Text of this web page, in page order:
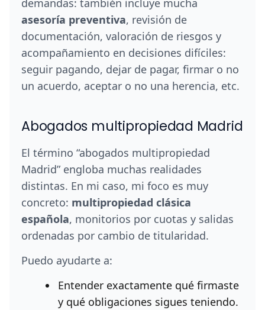
demandas: también incluye mucha
asesoría preventiva, revisión de
documentación, valoración de riesgos y
acompañamiento en decisiones difíciles:
seguir pagando, dejar de pagar, firmar o no
un acuerdo, aceptar o no una herencia, etc.
Abogados multipropiedad Madrid
El término “abogados multipropiedad
Madrid” engloba muchas realidades
distintas. En mi caso, mi foco es muy
concreto: multipropiedad clásica
española, monitorios por cuotas y salidas
ordenadas por cambio de titularidad.
Puedo ayudarte a:
Entender exactamente qué firmaste
y qué obligaciones sigues teniendo.